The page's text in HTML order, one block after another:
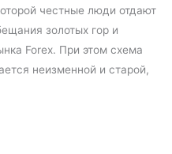
честные люди отдают
золотых гор и
Forex. При этом схема
неизменной и старой,